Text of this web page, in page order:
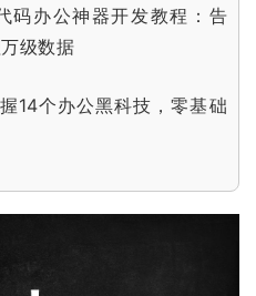
码办公神器开发教程：告
级数据
14个办公黑科技，零基础